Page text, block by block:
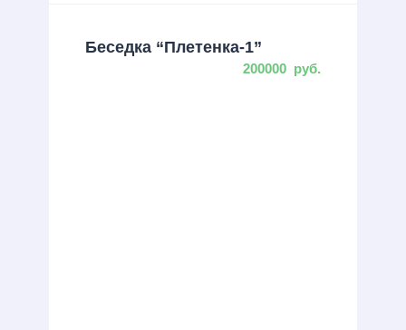
Беседка “Плетенка-1”
200000 руб.